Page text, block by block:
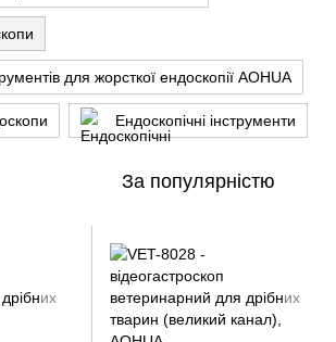
для жорсткої ендоскопії AOHUA
Ендоскопічні інструменти
За популярністю